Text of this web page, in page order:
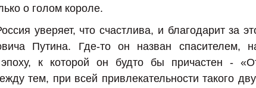
о голом короле.
уверяет, что счастлива, и благодарит за
Путина. Где-то он назван спасителем,
эпоху, к которой он будто бы причастен -
тем, при всей привлекательности такого